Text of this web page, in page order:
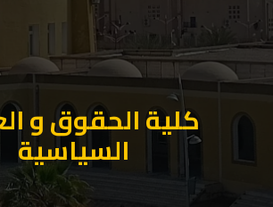
كلية الحقوق و
السياسية